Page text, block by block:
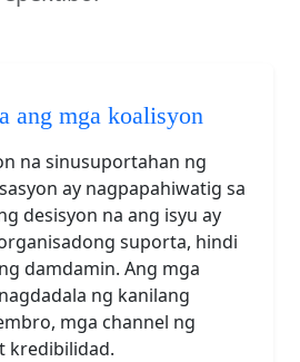
ang mga koalisyon
na sinusuportahan ng
ay nagpapahiwatig sa
desisyon na ang isyu ay
suporta, hindi
damdamin. Ang mga
ng kanilang
mga channel ng
kredibilidad.